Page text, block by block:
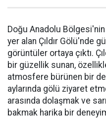
Doğu Anadolu
yer alan Çıldır Gölü'nde
görüntüler ortaya çıktı.
bir güzellik sunan,
atmosfere bürünen bir
aylarında gölü ziyaret
arasında dolaşmak ve
bakmak harika bir